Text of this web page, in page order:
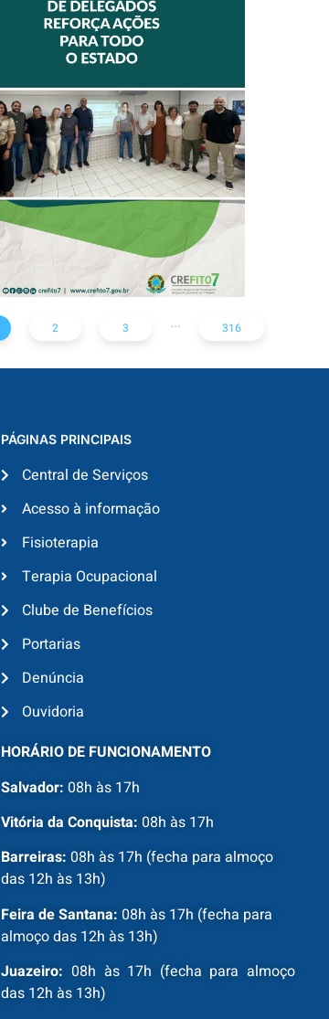
II ENCONTRO DE
REFORÇA AÇÕES
PARA TODO O
ESTADO
2 3 ... 316
PÁGINAS PRINCIPAIS
Central de Serviços
Acesso à informação
Fisioterapia
Terapia Ocupacional
Clube de Benefícios
Portarias
Denúncia
Ouvidoria
HORÁRIO DE FUNCIONAMENTO
Salvador: 08h às 17h
Vitória da Conquista: 08h às 17h
Barreiras: 08h às 17h (fecha para almoço
das 12h às 13h)
Feira de Santana: 08h às 17h (fecha para
almoço das 12h às 13h)
Juazeiro: 08h às 17h (fecha para almoço
das 12h às 13h)